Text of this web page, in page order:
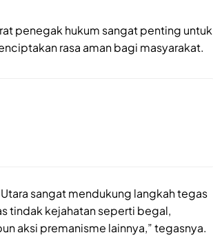
penegak hukum sangat penting untuk
rasa aman bagi masyarakat.
sangat mendukung langkah tegas
tindak kejahatan seperti begal,
aksi premanisme lainnya,” tegasnya.